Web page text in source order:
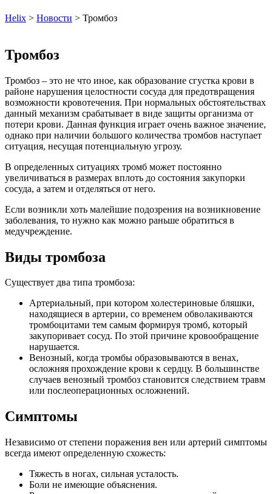
Helix > Новости > Тромбоз
Тромбоз
Тромбоз – это не что иное, как образование сгустка крови в
районе нарушения целостности сосуда для предотвращения
возможности кровотечения. При нормальных обстоятельствах
данный механизм срабатывает в виде защиты организма от
потери крови. Данная функция играет очень важное значение,
однако при наличии большого количества тромбов наступает
ситуация, несущая потенциальную угрозу.
В определенных ситуациях тромб может постоянно
увеличиваться в размерах вплоть до состояния закупорки
сосуда, а затем и отделяться от него.
Если возникли хоть малейшие подозрения на возникновение
заболевания, то нужно как можно раньше обратиться в
медучреждение.
Виды тромбоза
Существует два типа тромбоза:
Артериальный, при котором холестериновые бляшки,
находящиеся в артерии, со временем обволакиваются
тромбоцитами тем самым формируя тромб, который
закупоривает сосуд. По этой причине кровообращение
нарушается.
Венозный, когда тромбы образовываются в венах,
осложняя прохождение крови к сердцу. В большинстве
случаев венозный тромбоз становится следствием травм
или послеоперационных осложнений.
Симптомы
Независимо от степени поражения вен или артерий симптомы
всегда имеют определенную схожесть:
Тяжесть в ногах, сильная усталость.
Боли не имеющие объяснения.